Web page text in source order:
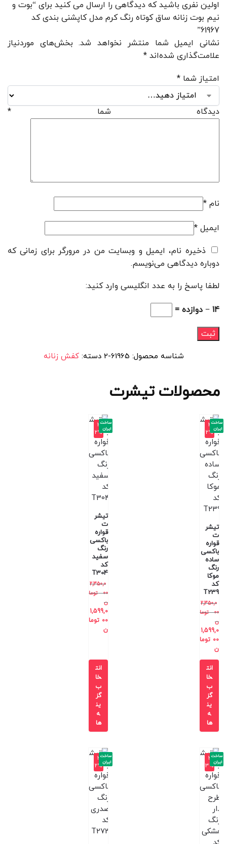
اولین نفری باشید که دیدگاهی را ارسال می کنید برای “بوت و
نیم بوت زنانه ساق کوتاه رنگ کرم مدل کاپشنی بندی کد
61967”
نشانی ایمیل شما منتشر نخواهد شد. بخش‌های موردنیاز
علامت‌گذاری شده‌اند *
امتیاز شما *
دیدگاه شما *
نام *
ایمیل *
ذخیره نام، ایمیل و وبسایت من در مرورگر برای زمانی که
دوباره دیدگاهی می‌نویسم.
لطفا پاسخ را به عدد انگلیسی وارد کنید:
14 − دوازده =
شناسه محصول: 61965-2 دسته:کفش زنانه
محصولات تیشرت
-3
2%
تیشر
ت
قواره
باکسی
ساده
رنگ
موکا
کد
T239
2,350,0
00
توما
ن
1,599,0
00 توما
ن
ساخت
ایران
انت
خا
ب
گز
ین
ه
ها
-3
2%
تیشر
ت
قواره
باکسی
رنگ
سفید
کد
T304
2,350,0
00
توما
ن
1,599,0
00 توما
ن
ساخت
ایران
انت
خا
ب
گز
ین
ه
ها
-3
3%
ساخت
ایران
-3
2%
ساخت
ایران